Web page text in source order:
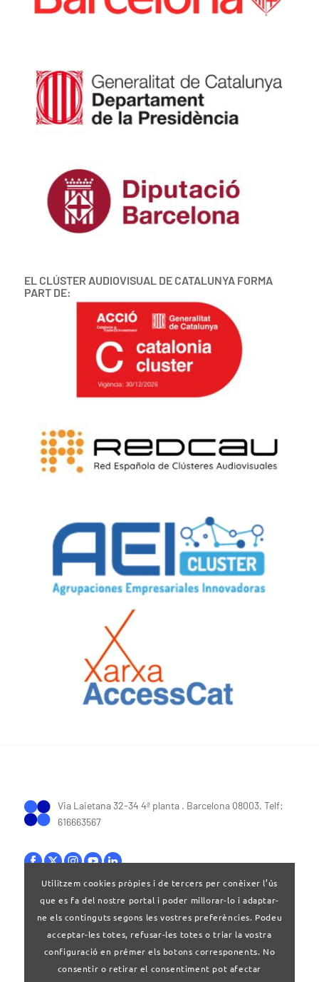
EL CLÚSTER AUDIOVISUAL DE CATALUNYA FORMA
PART DE:
Via Laietana 32-34 4ª planta . Barcelona 08003. Telf:
616663567
Bases legals |Política de privacitat
Utilitzem cookies pròpies i de tercers per conèixer l’ús
que es fa del nostre portal i poder millorar-lo i adaptar-
ne els continguts segons les vostres preferències. Podeu
acceptar-les totes, refusar-les totes o triar la vostra
configuració en prémer els botons corresponents. No
consentir o retirar el consentiment pot afectar